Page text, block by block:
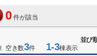
0 件が該当
並び
空き数3件 1-3棟表示